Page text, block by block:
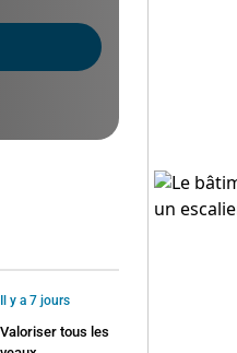
Il y a 7 jours
Valoriser tous les